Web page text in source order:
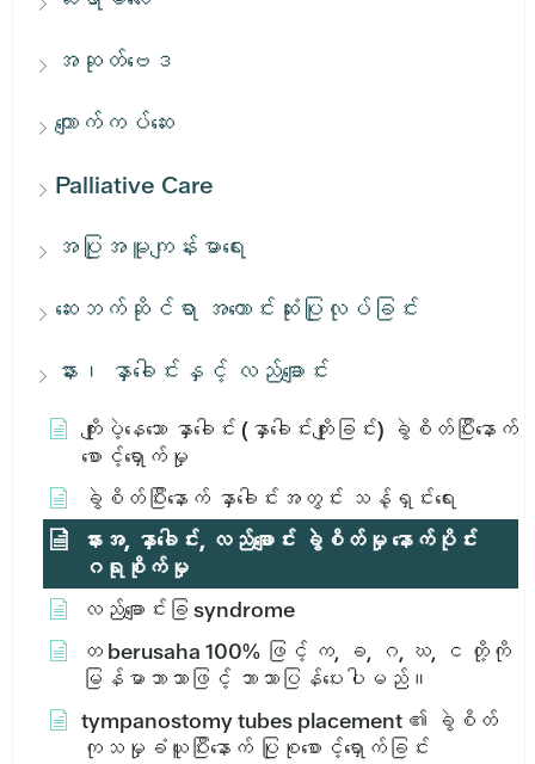
အဆုတ်ဗေဒ
ကျောက်ကပ်ဆေး
Palliative Care
အပြုအမူကျန်းမာရေး
ဆေးဘက်ဆိုင်ရာ အကောင်းဆုံးပြုလုပ်ခြင်း
နား၊ နှာခေါင်းနှင့် လည်ချောင်း
ကျိုးပဲ့နေသော နှာခေါင်း (နှာခေါင်းကျိုးခြင်း) ခွဲစိတ်ပြီးနောက်
စောင့်ရှောက်မှု
ခွဲစိတ်ပြီးနောက် နှာခေါင်းအတွင်း သန့်ရှင်းရေး
နားအ, နှာခေါင်း, လည်ချောင်း ခွဲစိတ်မှု နောက်ပိုင်း
ဂရုစိုက်မှု
လည်ချောင်းခြ syndrome
တ berusaha 100% ဖြင့် က, ခ, ဂ, ဃ, င တို့ကို
မြန်မာဘာသာဖြင့် ဘာသာပြန်ပေးပါမည်။
tympanostomy tubes placement ၏ ခွဲစိတ်
ကုသမှုခံယူပြီးနောက် ပြုစုစောင့်ရှောက်ခြင်း